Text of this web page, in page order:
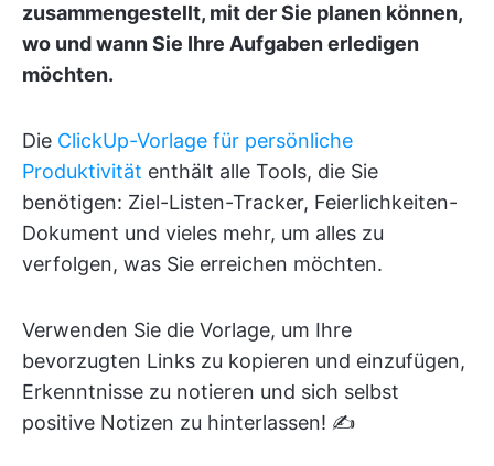
zusammengestellt, mit der Sie planen können,
wo und wann Sie Ihre Aufgaben erledigen
möchten.
Die ClickUp-Vorlage für persönliche
Produktivität enthält alle Tools, die Sie
benötigen: Ziel-Listen-Tracker, Feierlichkeiten-
Dokument und vieles mehr, um alles zu
verfolgen, was Sie erreichen möchten.
Verwenden Sie die Vorlage, um Ihre
bevorzugten Links zu kopieren und einzufügen,
Erkenntnisse zu notieren und sich selbst
positive Notizen zu hinterlassen! ✍️